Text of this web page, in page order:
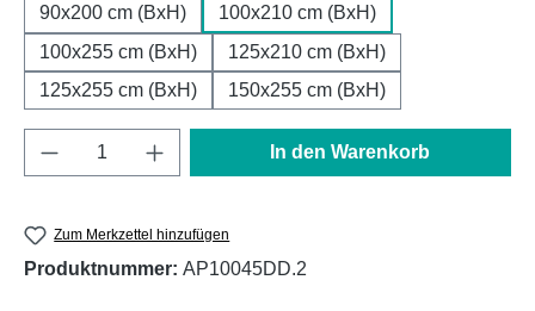
90x200 cm (BxH)
100x210 cm (BxH)
100x255 cm (BxH)
125x210 cm (BxH)
125x255 cm (BxH)
150x255 cm (BxH)
Produkt Anzahl: Gib den gewünschten
In den Warenkorb
Zum Merkzettel hinzufügen
Produktnummer: AP10045DD.2